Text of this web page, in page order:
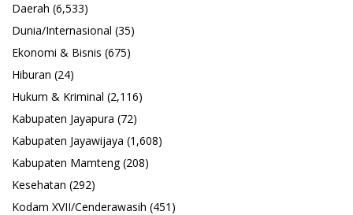
Daerah (6,533)
Dunia/Internasional (35)
Ekonomi & Bisnis (675)
Hiburan (24)
Hukum & Kriminal (2,116)
Kabupaten Jayapura (72)
Kabupaten Jayawijaya (1,608)
Kabupaten Mamteng(208)
Kesehatan (292)
Kodam XVII/Cenderawasih (451)